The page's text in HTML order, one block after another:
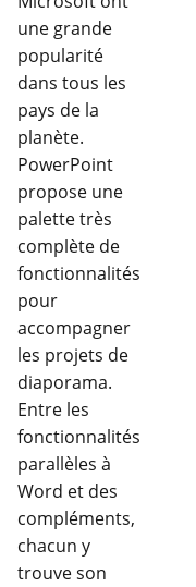
une grande
popularité
dans tous les
pays de la
planète.
PowerPoint
propose une
palette très
complète de
fonctionnalités
pour
accompagner
les projets de
diaporama.
Entre les
fonctionnalités
parallèles à
Word et des
compléments,
chacun y
trouve son